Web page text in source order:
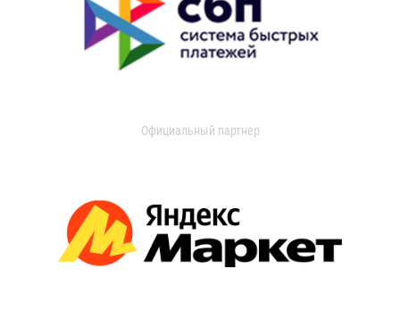
Официальный партнер